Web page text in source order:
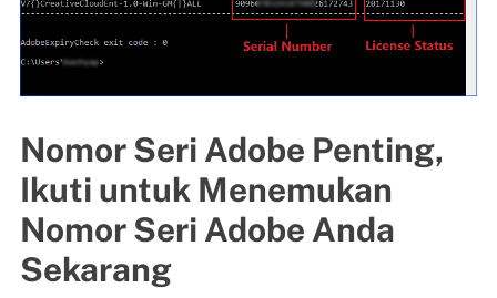
Nomor Seri Adobe Penting,
Ikuti untuk Menemukan
Nomor Seri Adobe Anda
Sekarang